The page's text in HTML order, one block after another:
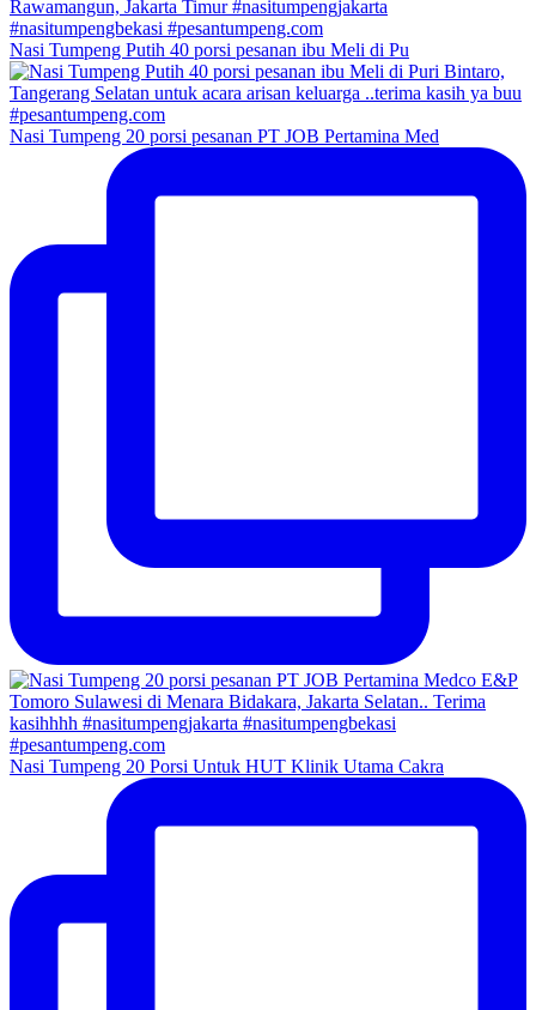
Nasi Tumpeng Putih 40 porsi pesanan ibu Meli di Pu
Nasi Tumpeng 20 porsi pesanan PT JOB Pertamina Med
Nasi Tumpeng 20 Porsi Untuk HUT Klinik Utama Cakra